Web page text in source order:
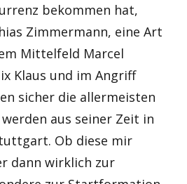
bekommen hat,
Zimmermann, eine Art
Mittelfeld Marcel
Klaus und im Angriff
sicher die allermeisten
aus seiner Zeit in
Ob diese mir
dann wirklich zur